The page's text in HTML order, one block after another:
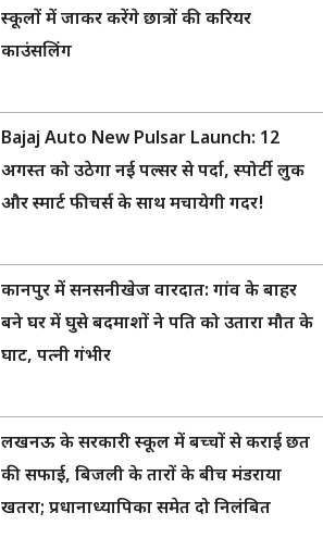
स्कूलों में जाकर करेंगे छात्रों की करियर
काउंसलिंग
Bajaj Auto New Pulsar Launch: 12
अगस्त को उठेगा नई पल्सर से पर्दा, स्पोर्टी लुक
और स्मार्ट फीचर्स के साथ मचायेगी गदर!
कानपुर में सनसनीखेज वारदात: गांव के बाहर
बने घर में घुसे बदमाशों ने पति को उतारा मौत के
घाट, पत्नी गंभीर
लखनऊ के सरकारी स्कूल में बच्चों से कराई छत
की सफाई, बिजली के तारों के बीच मंडराया
खतरा; प्रधानाध्यापिका समेत दो निलंबित